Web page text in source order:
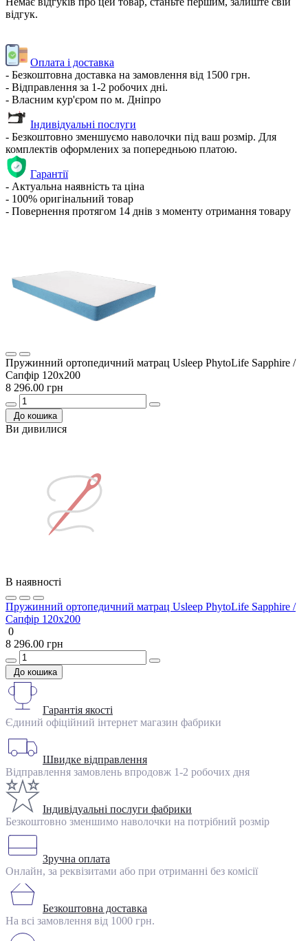
відгук.
Оплата і доставка
- Безкоштовна доставка на замовлення від 1500 грн.
- Відправлення за 1-2 робочих дні.
- Власним кур'єром по м. Дніпро
Індивідуальні послуги
- Безкоштовно зменшуємо наволочки під ваш розмір. Для
комплектів оформлених за попередньою платою.
Гарантії
- Актуальна наявність та ціна
- 100% оригінальний товар
- Повернення протягом 14 днів з моменту отримання товару
Пружинний ортопедичний матрац Usleep PhytoLife Sapphire /
Сапфір 120х200
8 296.00 грн
До кошика
Ви дивилися
В наявності
Пружинний ортопедичний матрац Usleep PhytoLife Sapphire /
Сапфір 120х200
0
8 296.00 грн
До кошика
Гарантія якості
Єдиний офіційний інтернет магазин фабрики
Швидке відправлення
Відправлення замовлень впродовж 1-2 робочих дня
Індивідуальні послуги фабрики
Безкоштовно зменшимо наволочки на потрібний розмір
Зручна оплата
Онлайн, за реквізитами або при отриманні без комісії
Безкоштовна доставка
На всі замовлення від 1000 грн.